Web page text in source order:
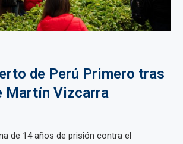
de Perú Primero tras
Martín Vizcarra
de 14 años de prisión contra el